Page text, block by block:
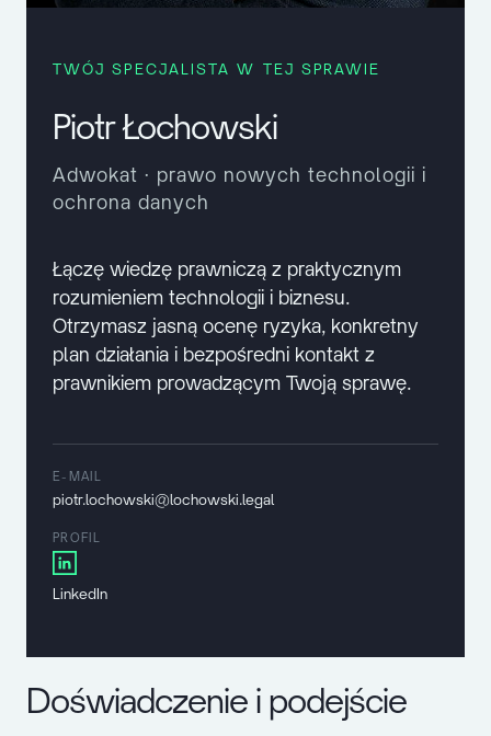
TWÓJ SPECJALISTA W TEJ SPRAWIE
Piotr Łochowski
Adwokat · prawo nowych technologii i
ochrona danych
Łączę wiedzę prawniczą z praktycznym
rozumieniem technologii i biznesu.
Otrzymasz jasną ocenę ryzyka, konkretny
plan działania i bezpośredni kontakt z
prawnikiem prowadzącym Twoją sprawę.
E-MAIL
piotr.lochowski@lochowski.legal
PROFIL
LinkedIn
Doświadczenie i podejście